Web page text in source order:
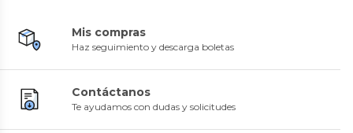
Mis compras
Haz seguimiento y descarga boletas
Contáctanos
Te ayudamos con dudas y solicitudes